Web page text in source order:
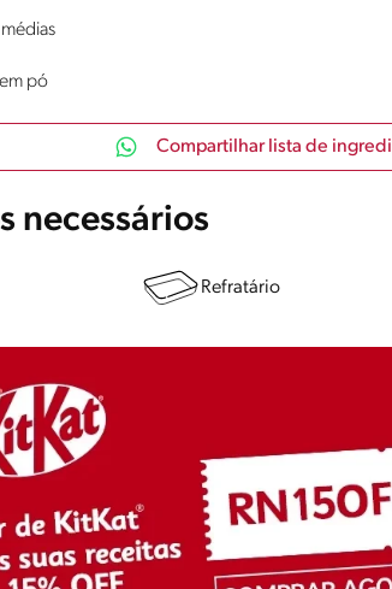
em pó
Compartilhar lista de
necessários
Refratário